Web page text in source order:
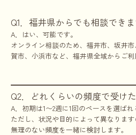
Q1．福井県からでも相談でき
A．はい、可能です。
オンライン相談のため、福井市、坂井
賀市、小浜市など、福井県全域からご利
Q2．どれくらいの頻度で受け
A．初期は1〜2週に1回のペースを選ばれ
ただし、状況や目的によって異なりま
無理のない頻度を一緒に検討します。